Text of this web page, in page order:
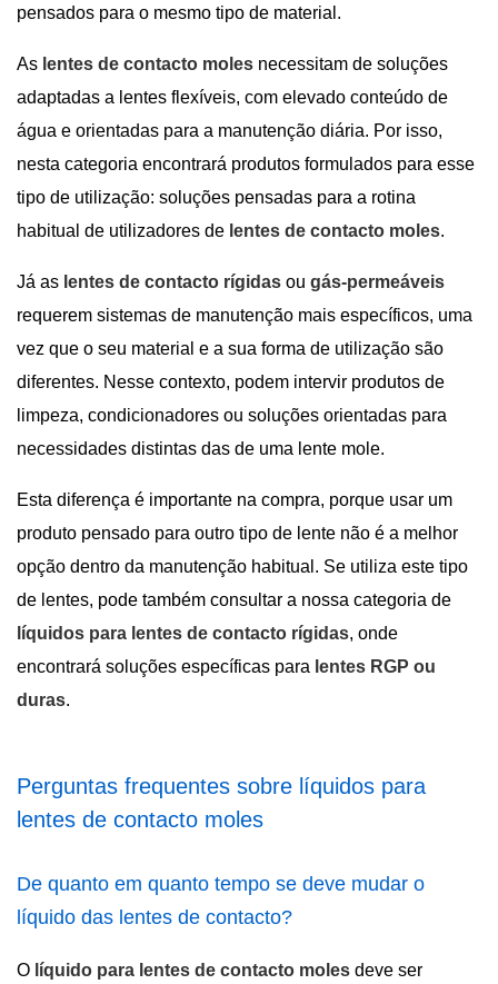
pensados para o mesmo tipo de material.
As lentes de contacto moles necessitam de soluções
adaptadas a lentes flexíveis, com elevado conteúdo de
água e orientadas para a manutenção diária. Por isso,
nesta categoria encontrará produtos formulados para esse
tipo de utilização: soluções pensadas para a rotina
habitual de utilizadores de lentes de contacto moles.
Já as lentes de contacto rígidas ou gás-permeáveis
requerem sistemas de manutenção mais específicos, uma
vez que o seu material e a sua forma de utilização são
diferentes. Nesse contexto, podem intervir produtos de
limpeza, condicionadores ou soluções orientadas para
necessidades distintas das de uma lente mole.
Esta diferença é importante na compra, porque usar um
produto pensado para outro tipo de lente não é a melhor
opção dentro da manutenção habitual. Se utiliza este tipo
de lentes, pode também consultar a nossa categoria de
líquidos para lentes de contacto rígidas, onde
encontrará soluções específicas para lentes RGP ou
duras.
Perguntas frequentes sobre líquidos para
lentes de contacto moles
De quanto em quanto tempo se deve mudar o
líquido das lentes de contacto?
O líquido para lentes de contacto moles deve ser